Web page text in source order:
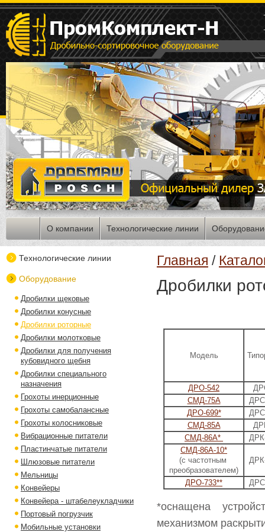
Главная /
Дробилки
Модель
ДРО-542
СМД-75А
ДРО-699*
СМД-85А
СМД-86А*
СМД-86А-10*
(с частотным
преобразователем)
ДРО-733**
*оснащена
механизмом
Технологические линии
Оборудование
Дробилки щековые
Дробилки конусные
Дробилки роторные
Дробилки молотковые
Дробилки для получения
кубовидного щебня
Дробилки специального
назначения
Грохоты инерционные
Грохоты самобалансные
Грохоты колосниковые
Вибрационные питатели
Пластинчатые питатели
Шлюзовые питатели
Мельницы
Конвейеры
Конвейера - штабелеукладчики
Портовый погрузчик
Мобильные установки
О компании Технологические линии